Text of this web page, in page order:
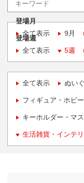
登場月
全て表示
9月
登場週
全て表示
5週
全て表示 ぬい
フィギュア・ホビー
キーホルダー・マ
生活雑貨・インテ